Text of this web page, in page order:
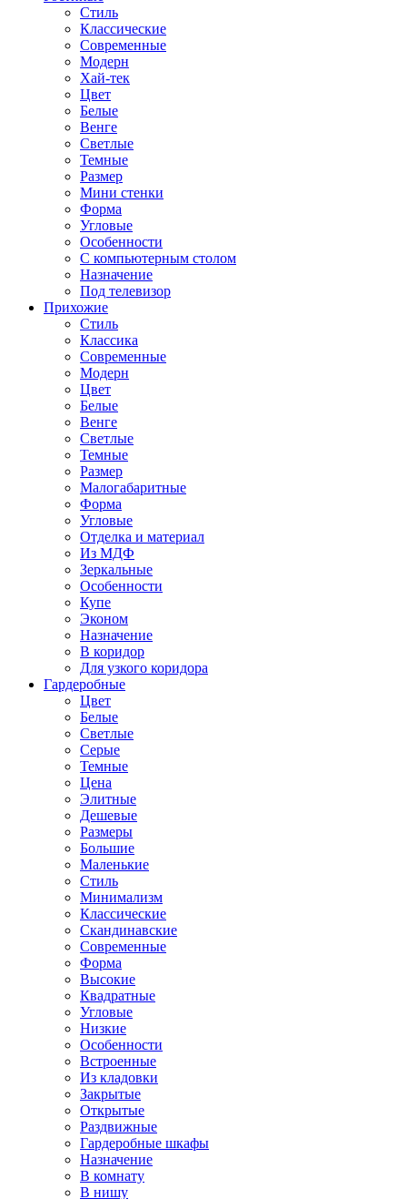
Стиль
Классические
Современные
Модерн
Хай-тек
Цвет
Белые
Венге
Светлые
Темные
Размер
Мини стенки
Форма
Угловые
Особенности
С компьютерным столом
Назначение
Под телевизор
Прихожие
Стиль
Классика
Современные
Модерн
Цвет
Белые
Венге
Светлые
Темные
Размер
Малогабаритные
Форма
Угловые
Отделка и материал
Из МДФ
Зеркальные
Особенности
Купе
Эконом
Назначение
В коридор
Для узкого коридора
Гардеробные
Цвет
Белые
Светлые
Серые
Темные
Цена
Элитные
Дешевые
Размеры
Большие
Маленькие
Стиль
Минимализм
Классические
Скандинавские
Современные
Форма
Высокие
Квадратные
Угловые
Низкие
Особенности
Встроенные
Из кладовки
Закрытые
Открытые
Раздвижные
Гардеробные шкафы
Назначение
В комнату
В нишу